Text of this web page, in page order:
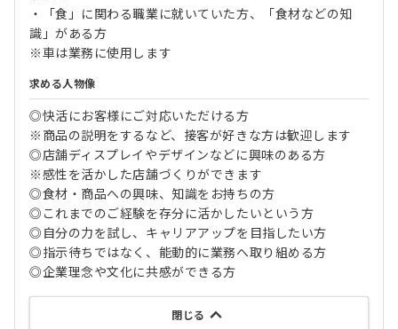
・「食」に関わる職業に就いていた方、「食材などの知
識」がある方
※車は業務に使用します
求める人物像
◎快活にお客様にご対応いただける方
※商品の説明をするなど、接客が好きな方は歓迎します
◎店舗ディスプレイやデザインなどに興味のある方
※感性を活かした店舗づくりができます
◎食材・商品への興味、知識をお持ちの方
◎これまでのご経験を存分に活かしたいという方
◎自分の力を試し、キャリアアップを目指したい方
◎指示待ちではなく、能動的に業務へ取り組める方
◎企業理念や文化に共感ができる方
閉じる